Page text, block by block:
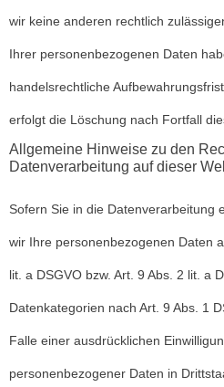
wir keine anderen rechtlich
Ihrer personenbezogenen Daten
handelsrechtliche
erfolgt die Löschung nach Fortfall
Allgemeine Hinweise zu den
Datenverarbeitung auf dieser
Sofern Sie in die Datenverarbeitung
wir Ihre personenbezogenen Daten
lit. a DSGVO bzw. Art. 9 Abs. 2 lit. a
Datenkategorien nach Art. 9 Abs. 1
Falle einer ausdrücklichen
personenbezogener Daten in